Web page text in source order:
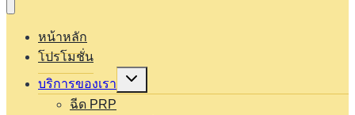
หน้าหลัก
โปรโมชั่น
บริการของเรา
Expand
child
menu
ฉีด PRP